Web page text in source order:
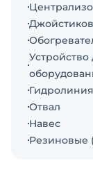
см. На
(Lehnhoff),
Немецкое
(Lehnhoff).
Данный
рукоятью
LUDEV
Отвал
Навес
Резиновые